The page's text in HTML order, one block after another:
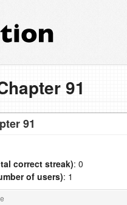
91
91
correct streak): 0
of users): 1